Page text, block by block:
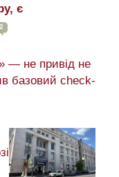
є
— не привід не
базовий check-